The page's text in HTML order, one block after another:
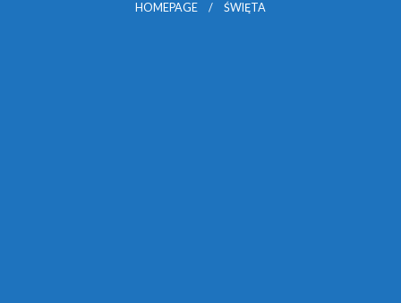
HOMEPAGE ŚWIĘTA